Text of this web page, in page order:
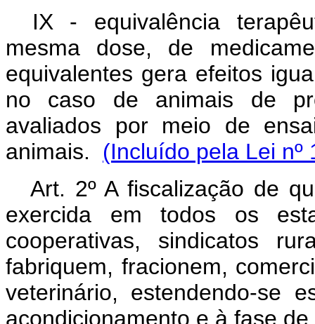
IX - equivalência
mesma dose, de
equivalentes gera efeitos
no caso de animais de
avaliados por meio de
animais. (Incluído pela Lei nº
Art. 2º A fiscalização de
exercida em todos os
cooperativas, sindicatos
fabriquem, fracionem,
veterinário, estendendo-se
acondicionamento e à fase